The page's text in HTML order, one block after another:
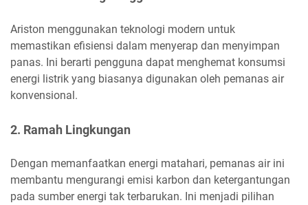
Ariston menggunakan teknologi modern untuk
memastikan efisiensi dalam menyerap dan menyimpan
panas. Ini berarti pengguna dapat menghemat konsumsi
energi listrik yang biasanya digunakan oleh pemanas air
konvensional.
2. Ramah Lingkungan
Dengan memanfaatkan energi matahari, pemanas air ini
membantu mengurangi emisi karbon dan ketergantungan
pada sumber energi tak terbarukan. Ini menjadi pilihan